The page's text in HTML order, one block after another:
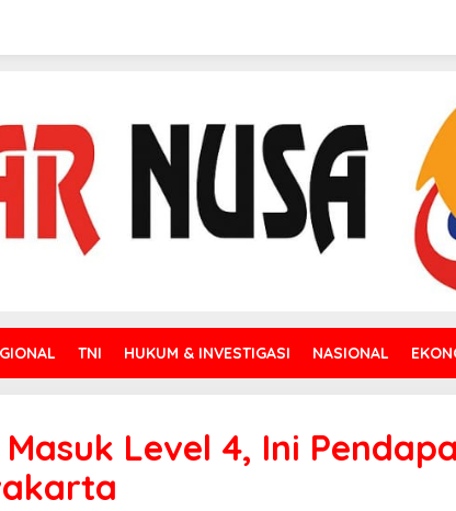
TNI HUKUM & INVESTIGASI NASIONAL
Level 4, Ini